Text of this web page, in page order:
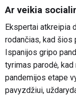
Ar veikia
Ekspertai atkreipia
rodančias, kad šios
Ispanijos gripo
tyrimas parodė,
pandemijos etape
pavyzdžiui,